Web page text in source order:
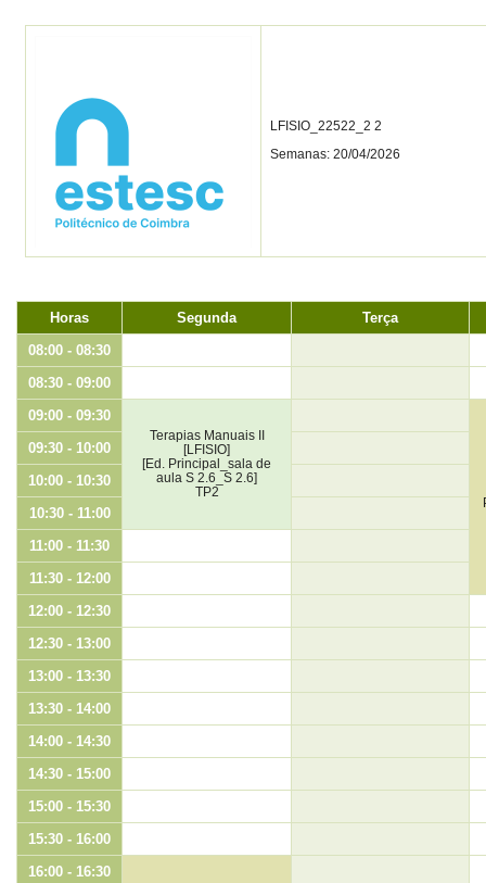
LFISIO_22522_2 2
Semanas: 20/04/2026
Horas Segunda
Terça
08:00 - 08:30
08:30 - 09:00
09:00 - 09:30
Terapias Manuais II
[LFISIO]
[Ed. Principal_sala de
aula S 2.6_S 2.6]
TP2
09:30 - 10:00
10:00 - 10:30
10:30 - 11:00
11:00 - 11:30
11:30 - 12:00
12:00 - 12:30
12:30 - 13:00
13:00 - 13:30
13:30 - 14:00
14:00 - 14:30
14:30 - 15:00
15:00 - 15:30
15:30 - 16:00
16:00 - 16:30